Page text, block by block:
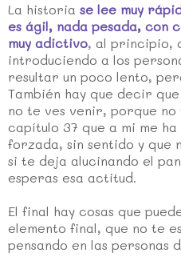
La historia se lee muy
es ágil, nada pesada, con
muy adictivo, al principio,
introduciendo a los
resultar un poco lento,
También hay que decir
no te ves venir, porque no
capítulo 37 que a mi me
forzada, sin sentido y que
si te deja alucinando el
esperas esa actitud.
El final hay cosas que
elemento final, que no te
pensando en las personas